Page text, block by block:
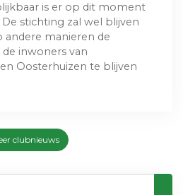
is er op dit moment
stichting zal wel blijven
manieren de
inwoners van
Oosterhuizen te blijven
clubnieuws